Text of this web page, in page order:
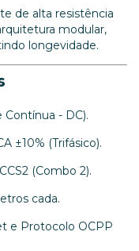
de alta resistência
modular,
longevidade.
- DC).
±10% (Trifásico).
(Combo 2).
cada.
e Protocolo OCPP